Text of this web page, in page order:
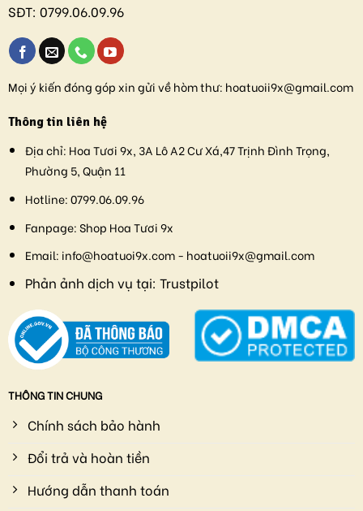
SĐT: 0799.06.09.96
Mọi ý kiến đóng góp xin gửi về hòm thư: hoatuoii9x@gmail.com
Thông tin liên hệ
Địa chỉ: Hoa Tươi 9x, 3A Lô A2 Cư Xá,47 Trịnh Đình Trọng,
Phường 5, Quận 11
Hotline:0799.06.09.96
Fanpage:Shop Hoa Tươi 9x
Email: info@hoatuoi9x.com - hoatuoii9x@gmail.com
Phản ảnh dịch vụ tại: Trustpilot
THÔNG TIN CHUNG
Chính sách bảo hành
Đổi trả và hoàn tiền
Hướng dẫn thanh toán